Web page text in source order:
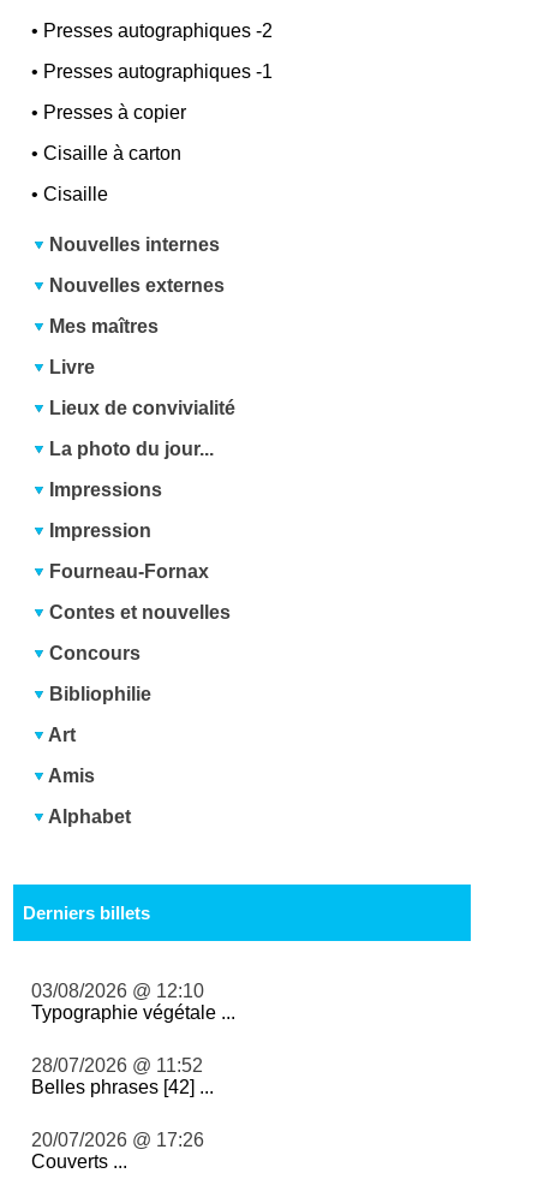
• Presses autographiques -2
• Presses autographiques -1
• Presses à copier
•Cisaille à carton
•Cisaille
Nouvelles internes
Nouvelles externes
Mes maîtres
Livre
Lieux de convivialité
La photo du jour...
Impressions
Impression
Fourneau-Fornax
Contes et nouvelles
Concours
Bibliophilie
Art
Amis
Alphabet
Derniers billets
03/08/2026 @ 12:10
Typographie végétale ...
28/07/2026 @ 11:52
Belles phrases [42] ...
20/07/2026 @ 17:26
Couverts ...